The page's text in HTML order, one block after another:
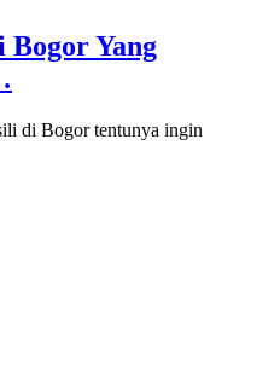
Bogor Yang
di Bogor tentunya ingin